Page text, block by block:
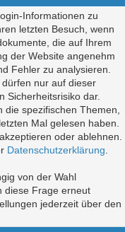
Informationen zu
letzten Besuch, wenn
die auf Ihrem
der Website angenehm
Fehler zu analysieren.
nur auf dieser
Sicherheitsrisiko dar.
spezifischen Themen,
Mal gelesen haben.
oder ablehnen.
Datenschutzerklärung
von der Wahl
diese Frage erneut
jederzeit über den